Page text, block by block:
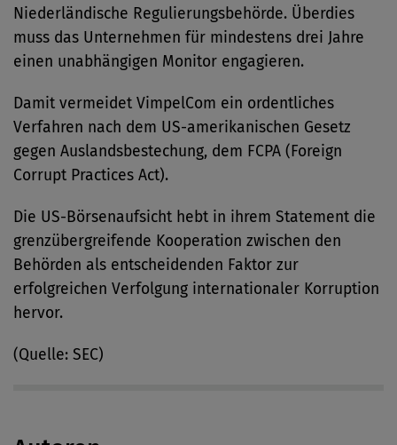
Niederländische Regulierungsbehörde. Überdies
muss das Unternehmen für mindestens drei Jahre
einen unabhängigen Monitor engagieren.
Damit vermeidet VimpelCom ein ordentliches
Verfahren nach dem US-amerikanischen Gesetz
gegen Auslandsbestechung, dem FCPA (Foreign
Corrupt Practices Act).
Die US-Börsenaufsicht hebt in ihrem Statement die
grenzübergreifende Kooperation zwischen den
Behörden als entscheidenden Faktor zur
erfolgreichen Verfolgung internationaler Korruption
hervor.
(Quelle: SEC)